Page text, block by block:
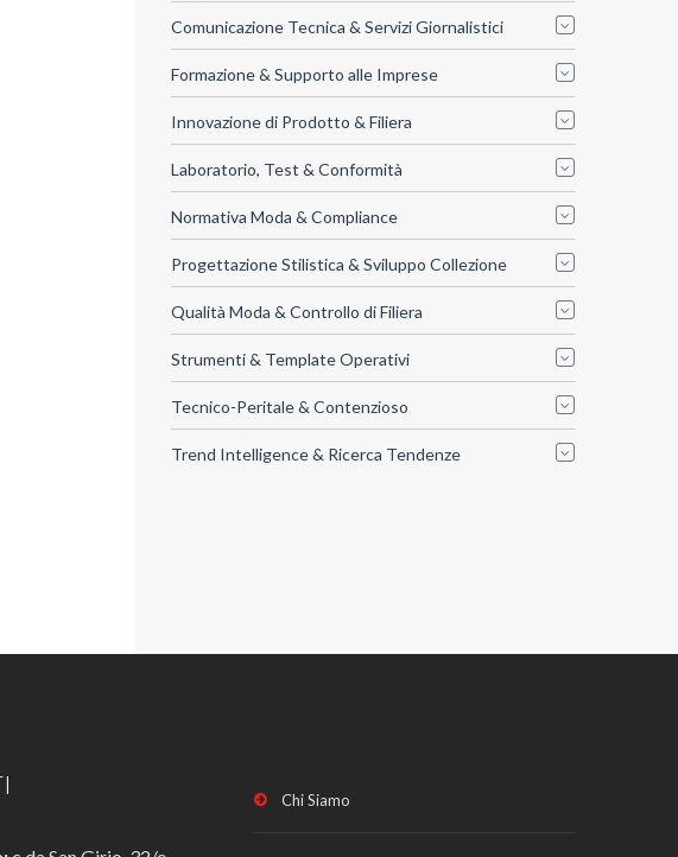
Comunicazione Tecnica & Servizi Giornalistici
Formazione & Supporto alle Imprese
Innovazione di Prodotto & Filiera
Laboratorio, Test & Conformità
Normativa Moda & Compliance
Progettazione Stilistica & Sviluppo Collezione
Qualità Moda & Controllo di Filiera
Strumenti & Template Operativi
Tecnico-Peritale & Contenzioso
Trend Intelligence & Ricerca Tendenze
Chi Siamo